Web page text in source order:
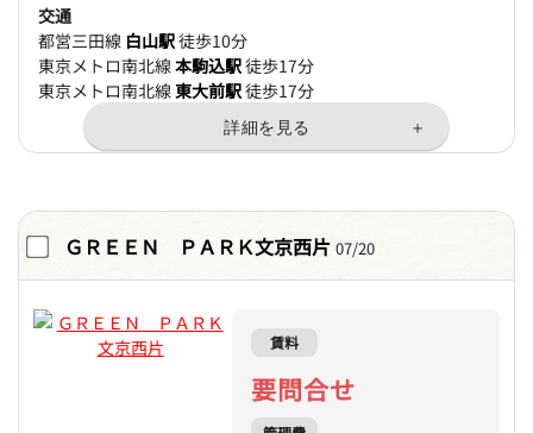
交通
都営三田線 白山駅徒歩10分
東京メトロ南北線本駒込駅徒歩17分
東京メトロ南北線 東大前駅徒歩17分
ＧＲＥＥＮ ＰＡＲＫ文京西片 07/20
賃料
要問合せ